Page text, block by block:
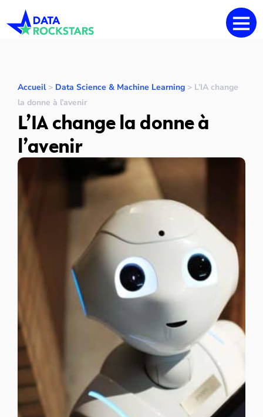
Accueil> Data Science & Machine Learning > L’IA change
la donne à l’avenir
L’IA change la donne à
l’avenir